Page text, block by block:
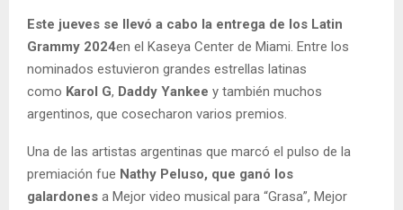
Este jueves se llevó a cabo la entrega de los Latin
Grammy 2024en el Kaseya Center de Miami. Entre los
nominados estuvieron grandes estrellas latinas
como Karol G, Daddy Yankee y también muchos
argentinos, que cosecharon varios premios.
Una de las artistas argentinas que marcó el pulso de la
premiación fue Nathy Peluso, que ganó los
galardones a Mejor video musical para “Grasa”, Mejor